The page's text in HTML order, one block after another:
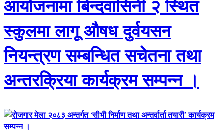
आयोजनामा बिन्दवासिनी २ स्थित
स्कुलमा लागू औषध दुर्वयसन
नियन्त्रण सम्बन्धित सचेतना तथा
अन्तरक्रिया कार्यक्रम सम्पन्न ।